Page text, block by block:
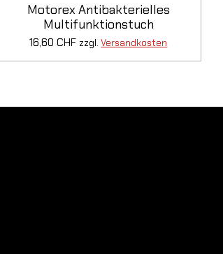
Motorex Antibakterielles
Multifunktionstuch
16,60 CHF zzgl.Versandkosten